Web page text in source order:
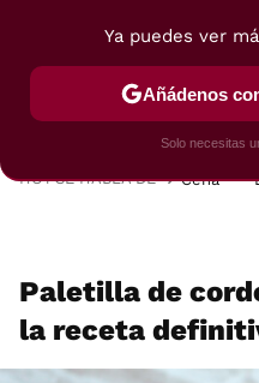
POSTRES VIAJES
HOY SE HABLA DE Cena
Paletilla de
la receta
Ya puedes ver
Añádenos
Solo necesitas